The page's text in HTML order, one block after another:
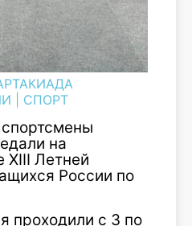
СПОРТ
на
XIII Летней
России по
проходили с 3 по